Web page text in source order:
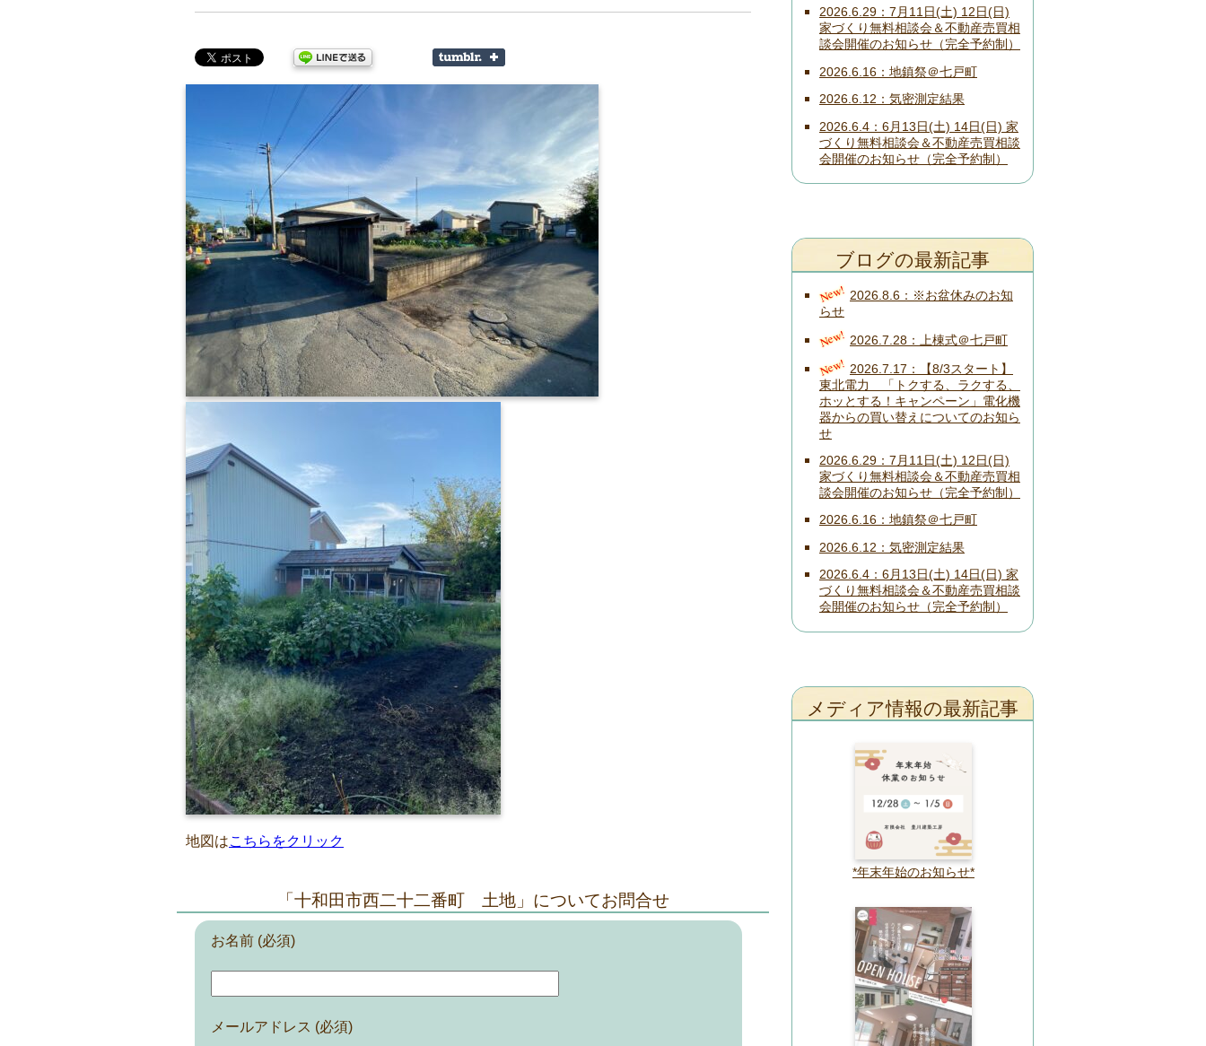
地図はこちらをクリック
「十和田市西二十二番町 土地」についてお問合せ
お名前 (必須)
メールアドレス (必須)
2026.6.29
7月11日(土) 12日(日)
家づくり無料相談会＆不動産売買相
談会開催のお知らせ（完全予約制）
2026.6.16
地鎮祭＠七戸町
2026.6.12
気密測定結果
2026.6.4
6月13日(土) 14日(日) 家
づくり無料相談会＆不動産売買相談
会開催のお知らせ（完全予約制）
ブログの最新記事
New! 2026.8.6
※お盆休みのお知
らせ
New! 2026.7.28 上棟式＠七戸町
New! 2026.7.17
【8/3スタート】
東北電力 「トクする、ラクする、
ホッとする！キャンペーン」電化機
器からの買い替えについてのお知ら
せ
2026.6.29
7月11日(土) 12日(日)
家づくり無料相談会＆不動産売買相
談会開催のお知らせ（完全予約制）
2026.6.16
地鎮祭＠七戸町
2026.6.12
気密測定結果
2026.6.4
6月13日(土) 14日(日) 家
づくり無料相談会＆不動産売買相談
会開催のお知らせ（完全予約制）
メディア情報の最新記事
*年末年始のお知らせ*